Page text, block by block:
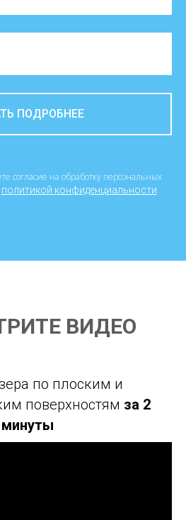
ПОДРОБНЕЕ
согласие на обработку персональных
политикой конфиденциальности
ВИДЕО
по плоским и
поверхностям за 2
минуты